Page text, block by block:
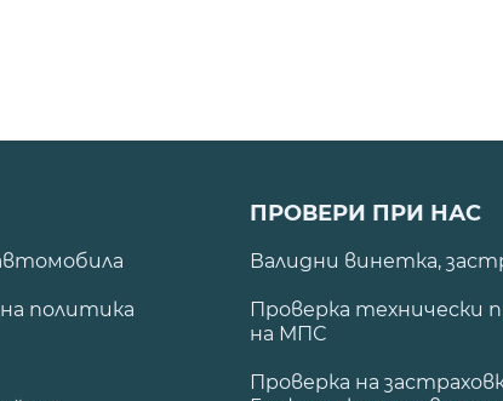
политика
ПРОВЕРИ ПРИ НАС
Валидни винетка,
Проверка технически
на МПС
Проверка на